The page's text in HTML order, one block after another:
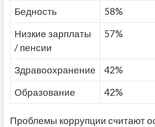
Бедность 58%
Низкие зарплаты
/ пенсии
57%
Здравоохранение 42%
Образование 42%
Проблемы коррупции считают